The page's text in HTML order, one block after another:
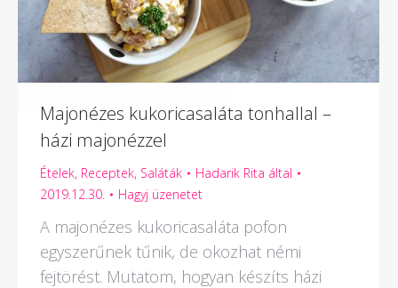
Majonézes kukoricasaláta tonhallal –
házi majonézzel
Ételek, Receptek, Saláták Hadarik Rita által
2019.12.30.
Hagyj üzenetet
A majonézes kukoricasaláta pofon
egyszerűnek tűnik, de okozhat némi
fejtörést. Mutatom, hogyan készíts házi